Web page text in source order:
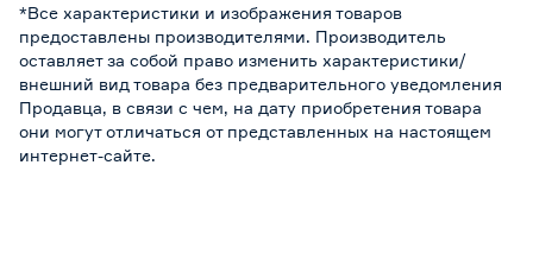
*Все характеристики и изображения товаров
предоставлены производителями. Производитель
оставляет за собой право изменить характеристики/
внешний вид товара без предварительного уведомления
Продавца, в связи с чем, на дату приобретения товара
они могут отличаться от представленных на настоящем
интернет-сайте.